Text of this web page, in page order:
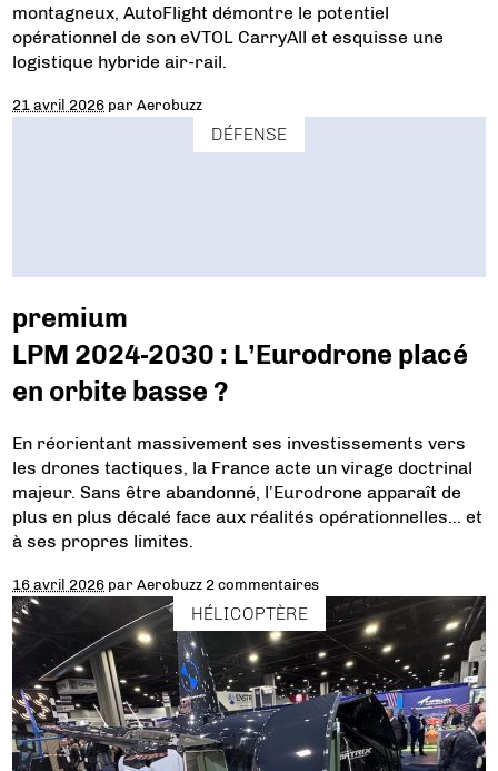
montagneux, AutoFlight démontre le potentiel
opérationnel de son eVTOL CarryAll et esquisse une
logistique hybride air-rail.
21 avril 2026 parAerobuzz
DÉFENSE
premium
LPM 2024-2030 : L’Eurodrone placé
en orbite basse ?
En réorientant massivement ses investissements vers
les drones tactiques, la France acte un virage doctrinal
majeur. Sans être abandonné, l’Eurodrone apparaît de
plus en plus décalé face aux réalités opérationnelles… et
à ses propres limites.
16 avril 2026 parAerobuzz 2 commentaires
HÉLICOPTÈRE